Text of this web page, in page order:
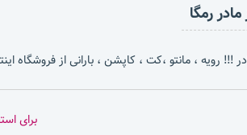
رمگا
رویه ، مانتو ،کت ، کاپشن ، بارانی از فروشگاه
برای